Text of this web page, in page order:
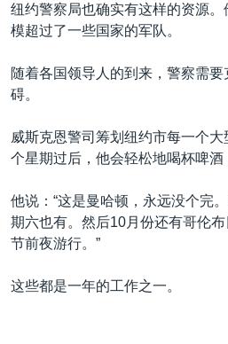
纽约警察局也确实有这样的资源
模超过了一些国家的军队。
随着各国领导人的到来，警察需
碍。
威斯克恩警司筹划纽约市每一个
个星期过后，他会轻松地喝杯啤酒
他说：“这是曼哈顿，永远没个完
期六也有。然后10月份还有哥伦
节前夜游行。”
这些都是一年的工作之一。